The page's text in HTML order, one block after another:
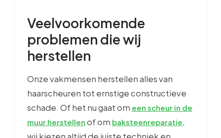
Veelvoorkomende
problemen die wij
herstellen
Onze vakmensen herstellen alles van
haarscheuren tot ernstige constructieve
schade. Of het nu gaat om een scheur in de
muur herstellen of om baksteenreparatie,